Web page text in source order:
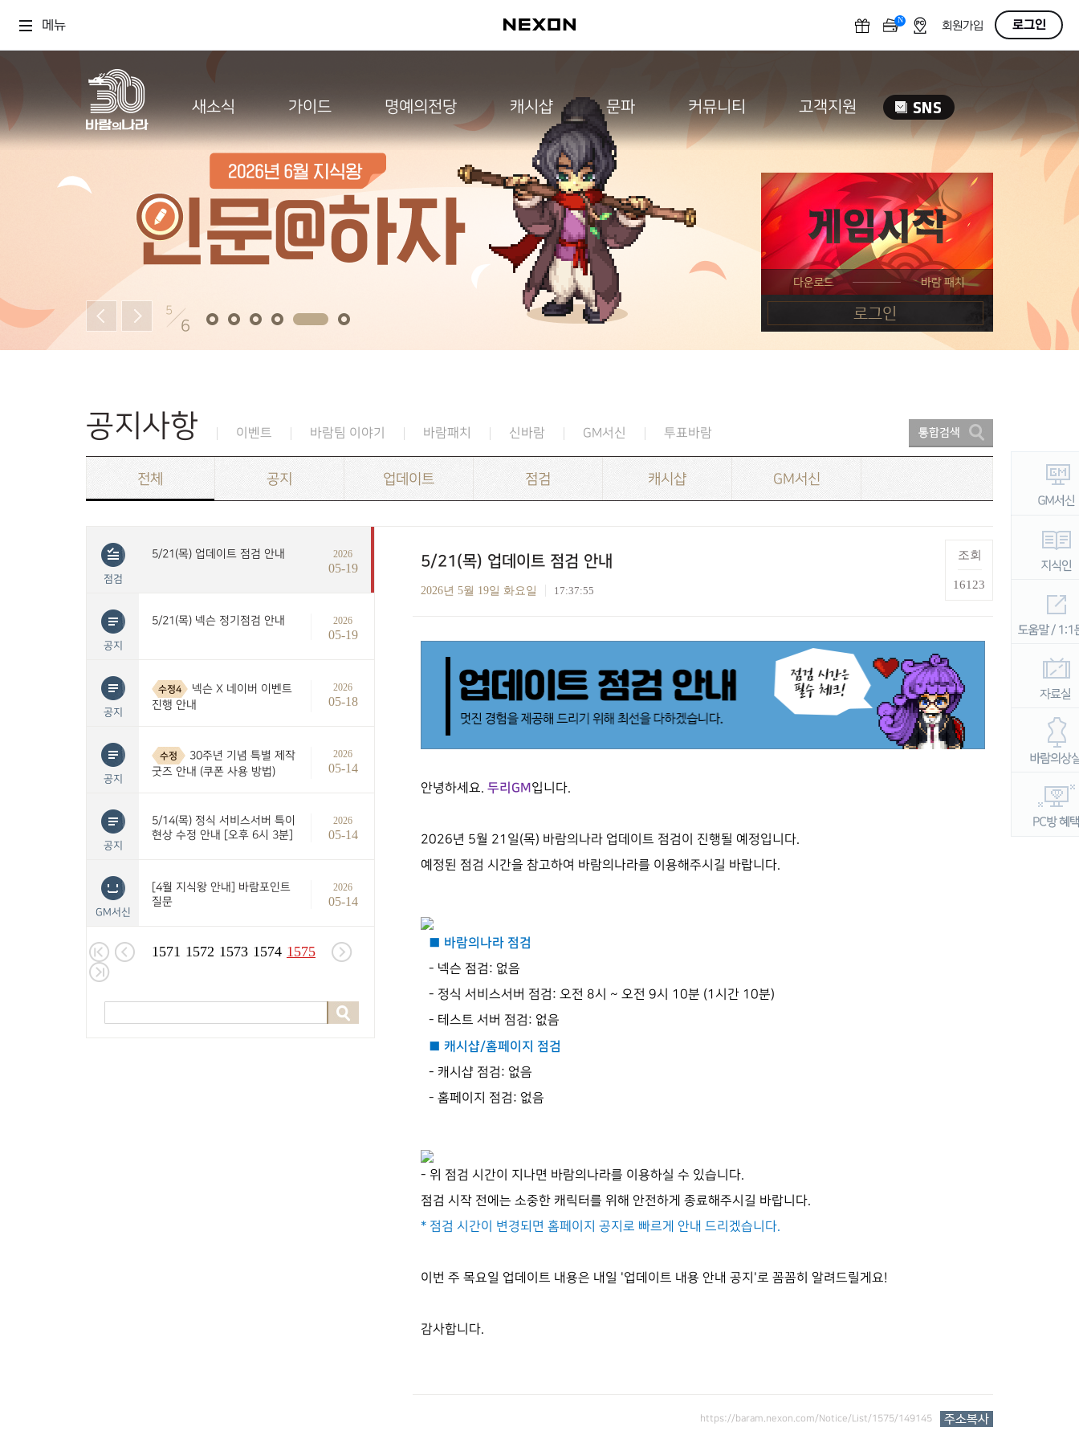
메뉴 N OFF회원가입 로그인
새소식 가이드 명예의전당 캐시샵 문파 커뮤니티 고객지원
5
6
공지사항 이벤트 바람팀 이야기 바람패치 신바람 GM서신 투표바람
전체 공지 업데이트 점검 캐시샵 GM서신
점검
5/21(목) 업데이트 점검 안내 2026
05-19
공지
5/21(목) 넥슨 정기점검 안내 2026
05-19
공지
수정4
넥슨 X 네이버 이벤트
진행 안내
2026
05-18
공지
수정
30주년 기념 특별 제작
굿즈 안내 (쿠폰 사용 방법)
2026
05-14
공지
5/14(목) 정식 서비스서버 특이
현상 수정 안내 [오후 6시 3분]
2026
05-14
GM서신
[4월 지식왕 안내] 바람포인트
질문
2026
05-14
1571 1572 1573 1574 1575
5/21(목) 업데이트 점검 안내
2026년 5월 19일 화요일 17:37:55
조회
16123
안녕하세요. 두리GM입니다.
2026년 5월 21일(목) 바람의나라 업데이트 점검이 진행될 예정입니다.
예정된 점검 시간을 참고하여 바람의나라를 이용해주시길 바랍니다.
■ 바람의나라 점검
- 넥슨 점검: 없음
- 정식 서비스서버 점검: 오전 8시 ~ 오전 9시 10분 (1시간 10분)
- 테스트 서버 점검: 없음
■ 캐시샵/홈페이지 점검
- 캐시샵 점검: 없음
- 홈페이지 점검: 없음
- 위 점검 시간이 지나면 바람의나라를 이용하실 수 있습니다.
점검 시작 전에는 소중한 캐릭터를 위해 안전하게 종료해주시길 바랍니다.
* 점검 시간이 변경되면 홈페이지 공지로 빠르게 안내 드리겠습니다.
이번 주 목요일 업데이트 내용은 내일 '업데이트 내용 안내 공지'로 꼼꼼히 알려드릴게요!
감사합니다.
https://baram.nexon.com/Notice/List/1575/149145